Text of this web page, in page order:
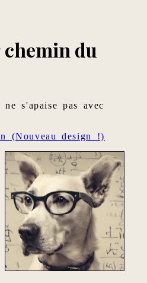
du
s'apaise pas avec
(Nouveau design !)